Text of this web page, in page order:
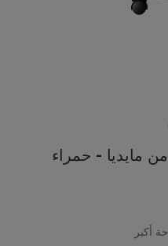
مايديا - حمراء
أكبر